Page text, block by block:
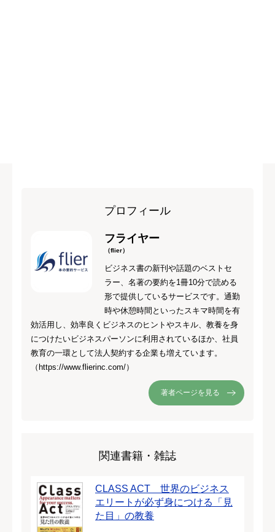
プロフィール
フライヤー
（flier）
ビジネス書の新刊や話題のベストセ
ラー、名著の要約を1冊10分で読める
形で提供しているサービスです。通勤
時や休憩時間といったスキマ時間を有
効活用し、効率良くビジネスのヒントやスキル、教養を身
につけたいビジネスパーソンに利用されているほか、社員
教育の一環として法人契約する企業も増えています。
（https://www.flierinc.com/）
著者ページを見る
関連書籍・雑誌
CLASS ACT 世界のビジネス
エリートが必ず身につける「見
た目」の教養